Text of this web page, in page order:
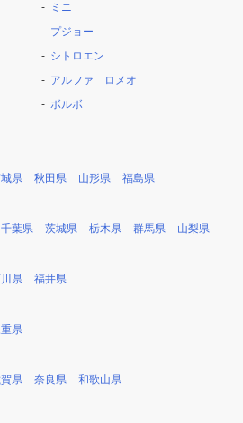
ミニ
プジョー
シトロエン
アルファ ロメオ
ボルボ
県 秋田県 山形県 福島県
千葉県 茨城県 栃木県 群馬県 山梨県
県 福井県
県
県 奈良県 和歌山県